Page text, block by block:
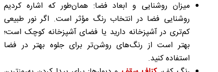
میزان روشنایی و ابعاد فضا: همان‌طور که اشاره کردیم
روشنایی فضا در انتخاب رنگ مؤثر است. اگر نور طبیعی
کم‌تری در آشپزخانه دارید یا فضای آشپزخانه کوچک است؛
بهتر است از رنگ‌های روشن‌تر برای جلوه بهتر در فضا
استفاده کنید.